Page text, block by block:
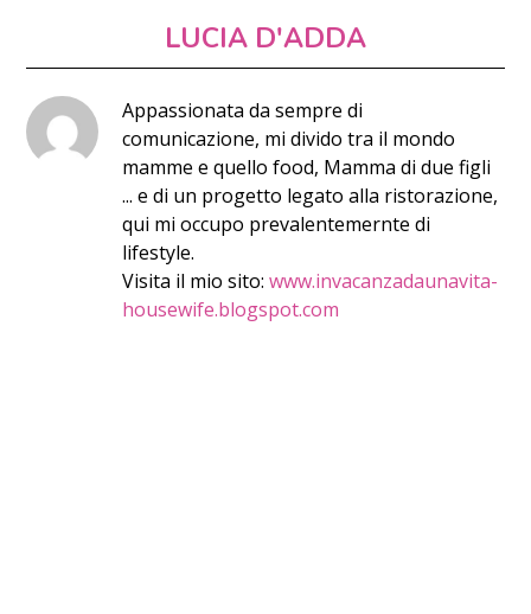
LUCIA D'ADDA
Appassionata da sempre di
comunicazione, mi divido tra il mondo
mamme e quello food, Mamma di due figli
... e di un progetto legato alla ristorazione,
qui mi occupo prevalentemernte di
lifestyle.
Visita il mio sito:www.invacanzadaunavita-
housewife.blogspot.com